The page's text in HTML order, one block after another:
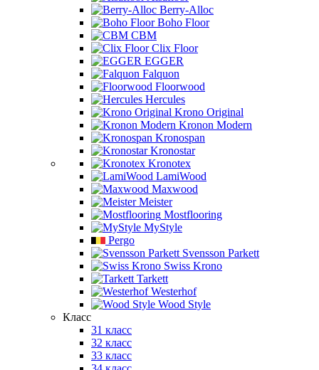
Berry-Alloc
Boho Floor
CBM
Clix Floor
EGGER
Falquon
Floorwood
Hercules
Krono Original
Kronon Modern
Kronospan
Kronostar
Kronotex
LamiWood
Maxwood
Meister
Mostflooring
MyStyle
Pergo
Svensson Parkett
Swiss Krono
Tarkett
Westerhof
Wood Style
Класс
31 класс
32 класс
33 класс